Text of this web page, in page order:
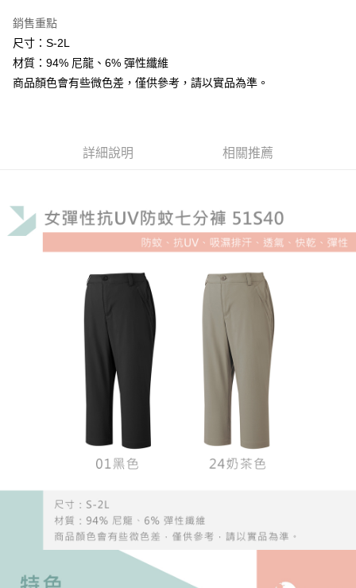
是否繳費成功／繳費後需取消欲退款等相關疑問，請聯繫「AFTEE先享後付
客戶支援中心」
【注意事項】
１．透過由恩沛科技股份有限公司提供之「AFTEE先享後付」服務完成之交
易，需依本服務之必要範圍內提供個人資料，並將交易相關給付款項請求債
３．未成年的使用者請事先徵得法定代理人或監護人之同意方可使用
「AFTEE先享後付」，若未經同意申辦者引起之損失，本公司不負相關責
時審查核予不同之上限額度；若仍有額度不足之情形，本公司將視審查結果
請求用戶進行身份認證。
５．嚴禁一人註冊多個帳號或使用他人資訊註冊。若發現惡意使用之情形，
恩沛科技股份有限公司將有權停止該用戶之使用額度並採取法律行動。
免運費
貨到付款
銷售重點
尺寸：S-2L
材質：94% 尼龍、6% 彈性纖維
商品顏色會有些微色差，僅供參考，請以實品為準。
詳細說明 相關推薦